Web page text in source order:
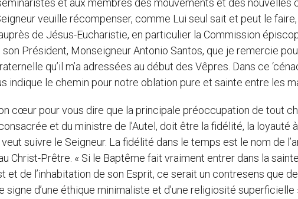
et aux membres des mouvements et des nouvelles
veuille récompenser, comme Lui seul sait et peut le
de Jésus-Eucharistie, en particulier la Commission
Président, Monseigneur Antonio Santos, que je remercie
qu’il m’a adressées au début des Vêpres. Dans ce
indique le chemin pour notre oblation pure et sainte entre les
cœur pour vous dire que la principale préoccupation de tout
et du ministre de l’Autel, doit être la fidélité, la loyauté
suivre le Seigneur. La fidélité dans le temps est le nom de
Christ-Prêtre. « Si le Baptême fait vraiment entrer dans la
et de l’inhabitation de son Esprit, ce serait un contresens que
signe d’une éthique minimaliste et d’une religiosité superficielle